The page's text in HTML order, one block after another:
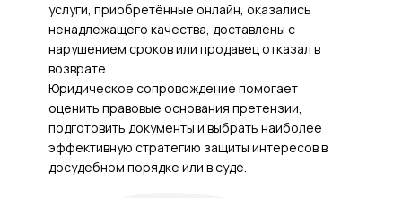
услуги, приобретённые онлайн, оказались
ненадлежащего качества, доставлены с
нарушением сроков или продавец отказал в
возврате.
Юридическое сопровождение помогает
оценить правовые основания претензии,
подготовить документы и выбрать наиболее
эффективную стратегию защиты интересов в
досудебном порядке или в суде.